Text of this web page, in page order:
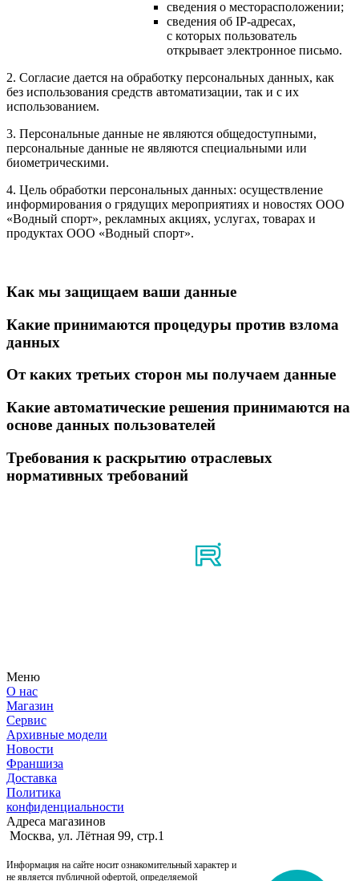
сведения о месторасположении;
сведения об IP-адресах,
с которых пользователь
открывает электронное письмо.
2. Согласие дается на обработку персональных данных, как
без использования средств автоматизации, так и с их
использованием.
3. Персональные данные не являются общедоступными,
персональные данные не являются специальными или
биометрическими.
4. Цель обработки персональных данных: осуществление
информирования о грядущих мероприятиях и новостях ООО
«Водный спорт», рекламных акциях, услугах, товарах и
продуктах ООО «Водный спорт».
Как мы защищаем ваши данные
Какие принимаются процедуры против взлома
данных
От каких третьих сторон мы получаем данные
Какие автоматические решения принимаются на
основе данных пользователей
Требования к раскрытию отраслевых
нормативных требований
Меню
О нас
Магазин
Сервис
Архивные модели
Новости
Франшиза
Доставка
Политика
конфиденциальности
Адреса магазинов
Москва, ул. Лётная 99, стр.1
Информация на сайте носит ознакомительный характер и
не является публичной офертой, определяемой